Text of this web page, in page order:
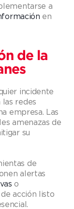
a
en
de la
incidente
redes
empresa. Las
amenazas de
su
de
alertas
o
acción listo